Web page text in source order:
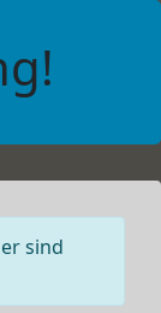
sind